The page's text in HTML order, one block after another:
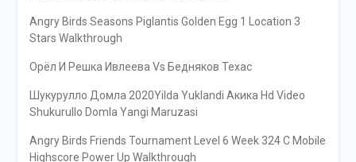
Angry Birds Seasons Piglantis Golden Egg 1 Location 3
Stars Walkthrough
Орёл И Решка Ивлеева Vs Бедняков Техас
Шукурулло Домла 2020Yilda Yuklandi Акика Hd Video
Shukurullo Domla Yangi Maruzasi
Angry Birds Friends Tournament Level 6 Week 324 C Mobile
Highscore Power Up Walkthrough